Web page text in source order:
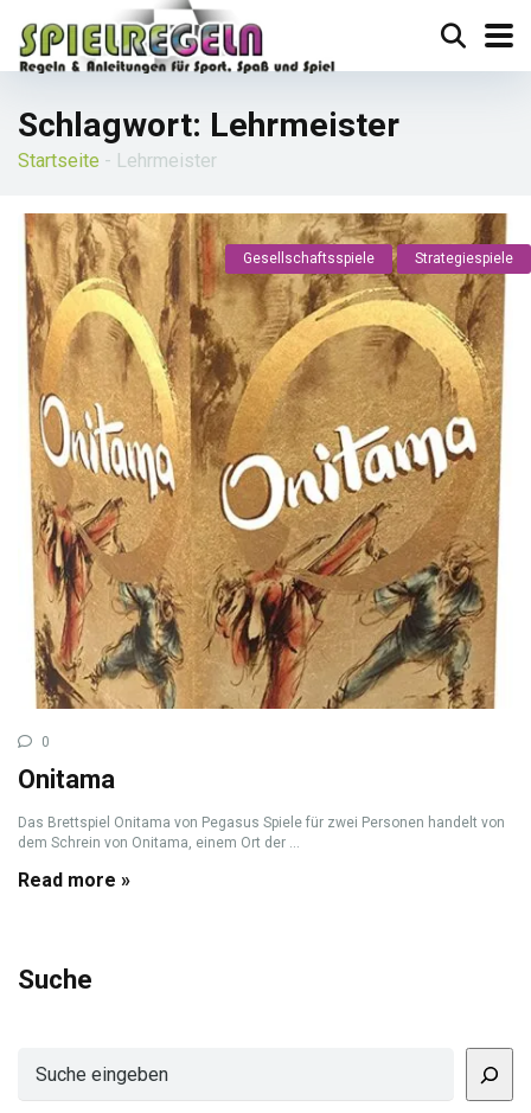
Schlagwort: Lehrmeister
Startseite - Lehrmeister
Gesellschaftsspiele Strategiespiele
0
Onitama
Das Brettspiel Onitama von Pegasus Spiele für zwei Personen handelt von
dem Schrein von Onitama, einem Ort der ...
Read more »
Suche